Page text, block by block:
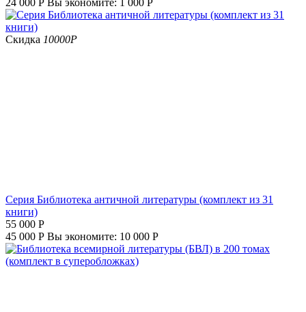
Скидка 10000Р
Серия Библиотека античной литературы (комплект из 31
книги)
55 000 Р
45 000 Р Вы экономите: 10 000 Р